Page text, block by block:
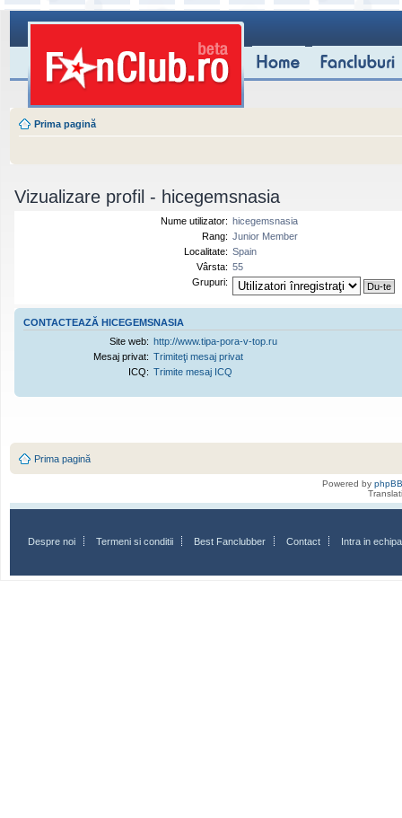
Prima pagină
Vizualizare profil - hicegemsnasia
Nume utilizator: hicegemsnasia
Rang: Junior Member
Localitate: Spain
Vârsta: 55
Grupuri:
CONTACTEAZĂ HICEGEMSNASIA
Site web: http://www.tipa-pora-v-top.ru
Mesaj privat: Trimiteţi mesaj privat
ICQ: Trimite mesaj ICQ
Prima pagină
Powered by phpBB
Despre noi Termeni si conditii Best Fanclubber Contact Intra in